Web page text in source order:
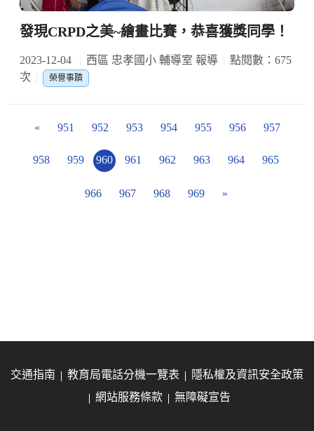
發現CRPD之美~繪畫比賽，恭喜獲獎同學！
2023-12-04 西區 忠孝國小 輔導室 報導
點閱數：675
次
榮譽事蹟
« 951 952 953 954 955 956 957
958 959 960 961 962 963 964 965
966 967 968 969 »
交通指南 教育局電話分機一覽表
隱私權及資訊安全政策
網站服務條款
無障礙宣告